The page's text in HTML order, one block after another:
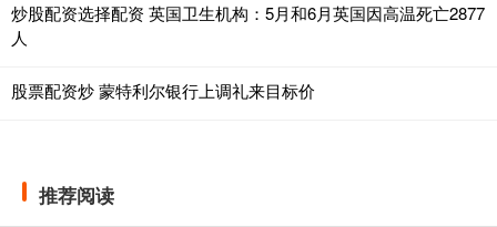
炒股配资选择配资 英国卫生机构：5月和6月英国因高温死亡2877
人
股票配资炒 蒙特利尔银行上调礼来目标价
推荐阅读